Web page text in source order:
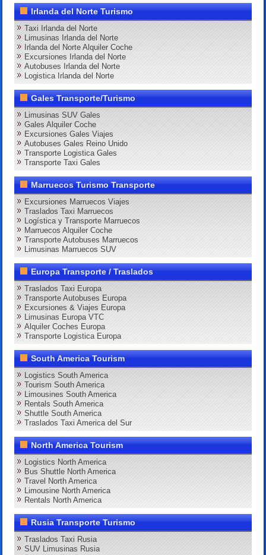
Irlanda del Norte Turismo
Taxi Irlanda del Norte
Limusinas Irlanda del Norte
Irlanda del Norte Alquiler Coche
Excursiones Irlanda del Norte
Autobuses Irlanda del Norte
Logistica Irlanda del Norte
Gales Transporte/Turismo
Limusinas SUV Gales
Gales Alquiler Coche
Excursiones Gales Viajes
Autobuses Gales Reino Unido
Transporte Logistica Gales
Transporte Taxi Gales
Marruecos Turismo Transporte
Excursiones Marruecos Viajes
Traslados Taxi Marruecos
Logística y Transporte Marruecos
Marruecos Alquiler Coche
Transporte Autobuses Marruecos
Limusinas Marruecos SUV
Europa Transporte / Traslados
Traslados Taxi Europa
Transporte Autobuses Europa
Excursiones & Viajes Europa
Limusinas Europa VTC
Alquiler Coches Europa
Transporte Logistica Europa
South America Tourism
Logistics South America
Tourism South America
Limousines South America
Rentals South America
Shuttle South America
Traslados Taxi America del Sur
North America Tourism
Logistics North America
Bus Shuttle North America
Travel North America
Limousine North America
Rentals North America
Rusia Transporte Turismo
Traslados Taxi Rusia
SUV Limusinas Rusia